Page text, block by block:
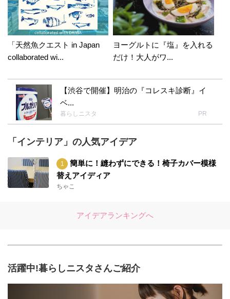
「天然魚クエスト in Japan
collaborated wi...
ヨーグルトに『塩』を入れる
だけ！大人がワ...
【渋谷で開催】明治の『コレスキ診断』イ
ベ...
暮らしニスタ PR
「インテリア」の人気アイデア
簡単に！縫わずにできる！椅子カバー模様
替えアイディア
ちゃこ
アイデアランキングへ
活躍中!暮らしニスタさんご紹介